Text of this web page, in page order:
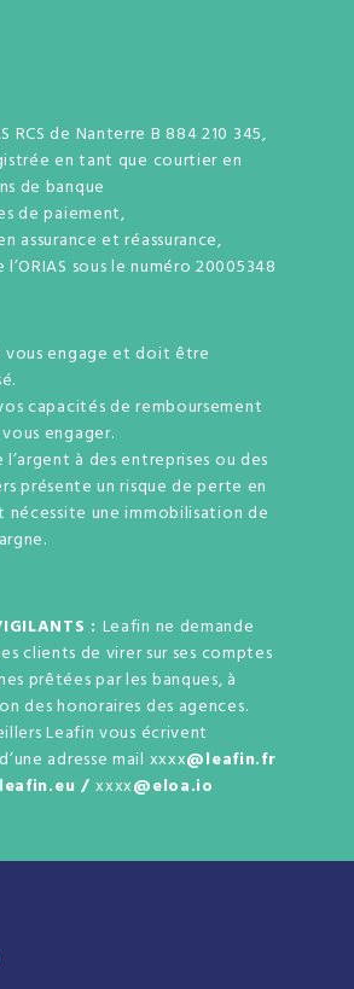
RCS de Nanterre B 884 210 345,
en tant que courtier en
de banque
de paiement,
assurance et réassurance,
l’ORIAS sous le numéro 20005348
vous engage et doit être
capacités de remboursement
engager.
à des entreprises ou des
présente un risque de perte en
nécessite une immobilisation de
: Leafin ne demande
clients de virer sur ses comptes
prêtées par les banques, à
des honoraires des agences.
Leafin vous écrivent
adresse mail xxxx@leafin.fr
/xxxx@eloa.io